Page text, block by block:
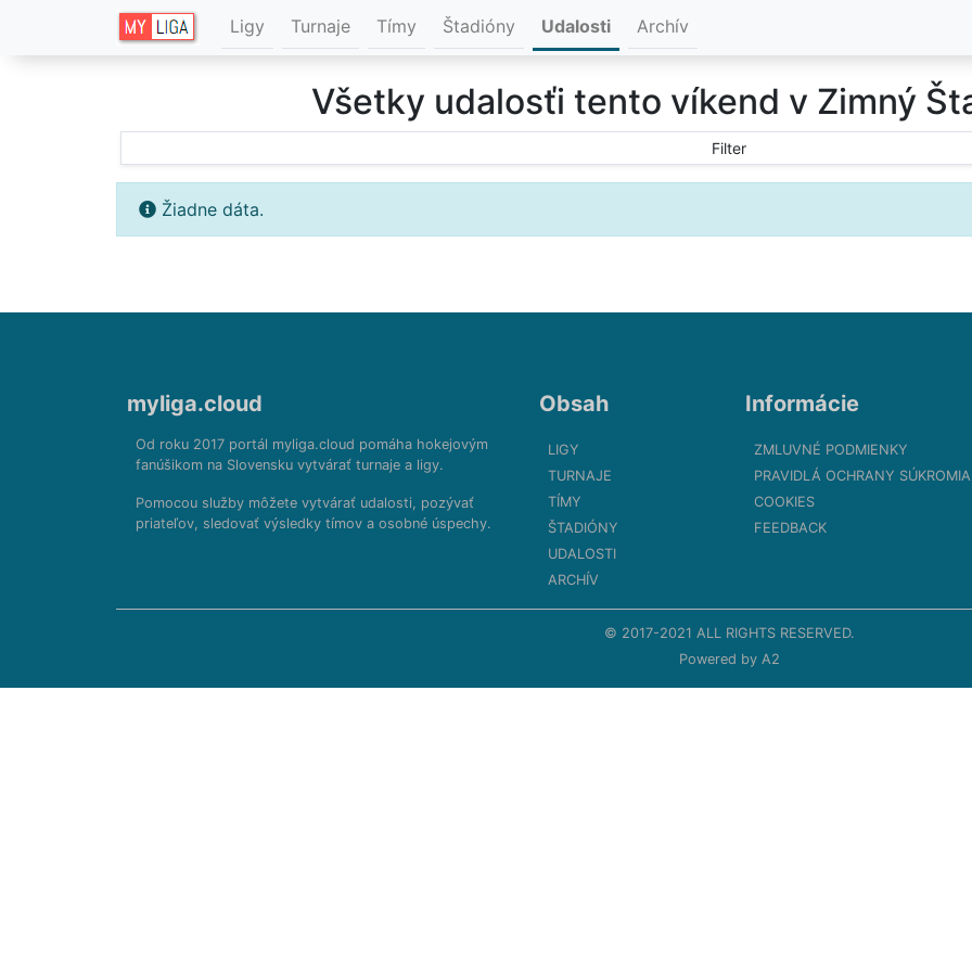
Ligy Turnaje Tímy Štadióny Udalosti Archív
Všetky udalosťi tento víkend v Zimný
Filter
Žiadne dáta.
myliga.cloud
Od roku 2017 portál myliga.cloud pomáha hokejovým
fanúšikom na Slovensku vytvárať turnaje a ligy.
Pomocou služby môžete vytvárať udalosti, pozývať
priateľov, sledovať výsledky tímov a osobné úspechy.
Obsah
LIGY
TURNAJE
TÍMY
ŠTADIÓNY
UDALOSTI
ARCHÍV
Informácie
ZMLUVNÉ PODMIENKY
PRAVIDLÁ OCHRANY SÚKROMIA
COOKIES
FEEDBACK
© 2017-2021 ALL RIGHTS RESERVED.
Powered by A2